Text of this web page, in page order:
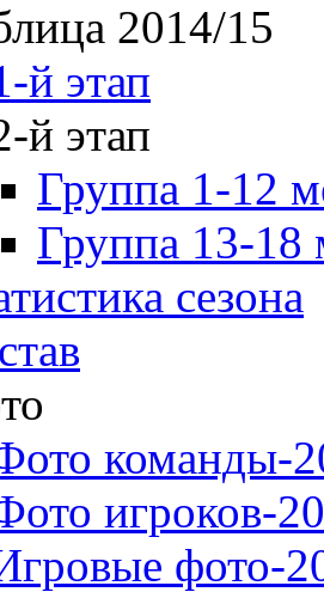
2014/15
й этап
й этап
Группа 1-12
Группа 13-18
сезона
команды-
игроков-
фото-